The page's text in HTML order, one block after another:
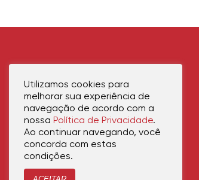
Utilizamos cookies para
melhorar sua experiência de
navegação de acordo com a
nossa Política de Privacidade.
Ao continuar navegando, você
concorda com estas
condições.